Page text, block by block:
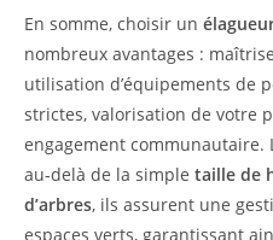
En somme, choisir un
nombreux avantages :
utilisation d’équipements de
strictes, valorisation de votre
engagement communautaire.
au-delà de la simple taille de
d’arbres, ils assurent une
espaces verts, garantissant